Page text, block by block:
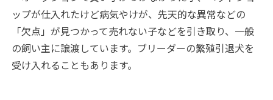
ップが仕入れたけど病気やけが、先天的な異常などの
「欠点」が見つかって売れない子などを引き取り、一般
の飼い主に譲渡しています。ブリーダーの繁殖引退犬を
受け入れることもあります。